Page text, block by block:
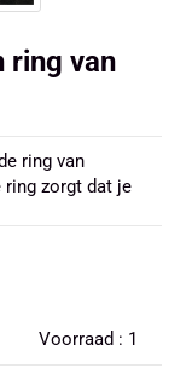
ring van
ring van
ring zorgt dat je
Voorraad : 1